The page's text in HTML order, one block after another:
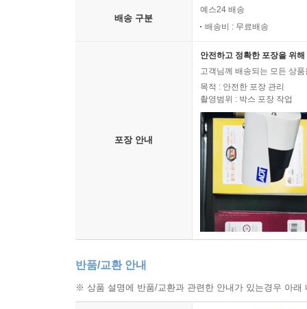
배송 구분
예스24 배송
배송비 : 무료배송
포장 안내
안전하고 정확한 포장을 위
고객님께 배송되는 모든 상
목적 : 안전한 포장 관리
촬영범위 : 박스 포장 작업
반품/교환 안내
※ 상품 설명에 반품/교환과 관련한 안내가 있는경우 아